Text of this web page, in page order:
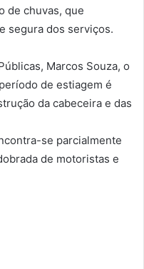
de chuvas, que
segura dos serviços.
Marcos Souza, o
de estiagem é
da cabeceira e das
se parcialmente
de motoristas e